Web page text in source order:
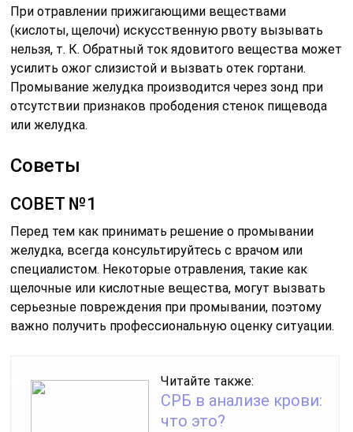
При отравлении прижигающими веществами
(кислоты, щелочи) искусственную рвоту вызывать
нельзя, т. К. Обратный ток ядовитого вещества может
усилить ожог слизистой и вызвать отек гортани.
Промывание желудка производится через зонд при
отсутствии признаков прободения стенок пищевода
или желудка.
Советы
СОВЕТ №1
Перед тем как принимать решение о промывании
желудка, всегда консультируйтесь с врачом или
специалистом. Некоторые отравления, такие как
щелочные или кислотные вещества, могут вызвать
серьезные повреждения при промывании, поэтому
важно получить профессиональную оценку ситуации.
Читайте также:
СРБ в анализе крови:
что это?